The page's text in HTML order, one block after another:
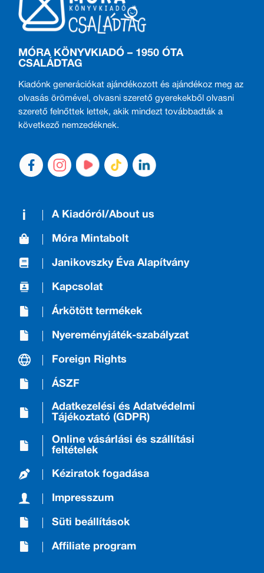
MÓRA KÖNYVKIADÓ – 1950 ÓTA
CSALÁDTAG
Kiadónk generációkat ajándékozott és ajándékoz meg az
olvasás örömével, olvasni szerető gyerekekből olvasni
szerető felnőttek lettek, akik mindezt továbbadták a
következő nemzedéknek.
A Kiadóról/About us
Móra Mintabolt
Janikovszky Éva Alapítvány
Kapcsolat
Árkötött termékek
Nyereményjáték-szabályzat
Foreign Rights
ÁSZF
Adatkezelési és Adatvédelmi
Tájékoztató (GDPR)
Online vásárlási és szállítási
feltételek
Kéziratok fogadása
Impresszum
Süti beállítások
Affiliate program